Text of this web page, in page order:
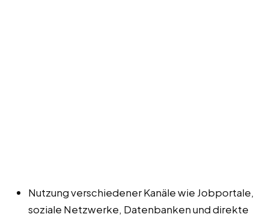
Nutzung verschiedener Kanäle wie Jobportale,
soziale Netzwerke, Datenbanken und direkte